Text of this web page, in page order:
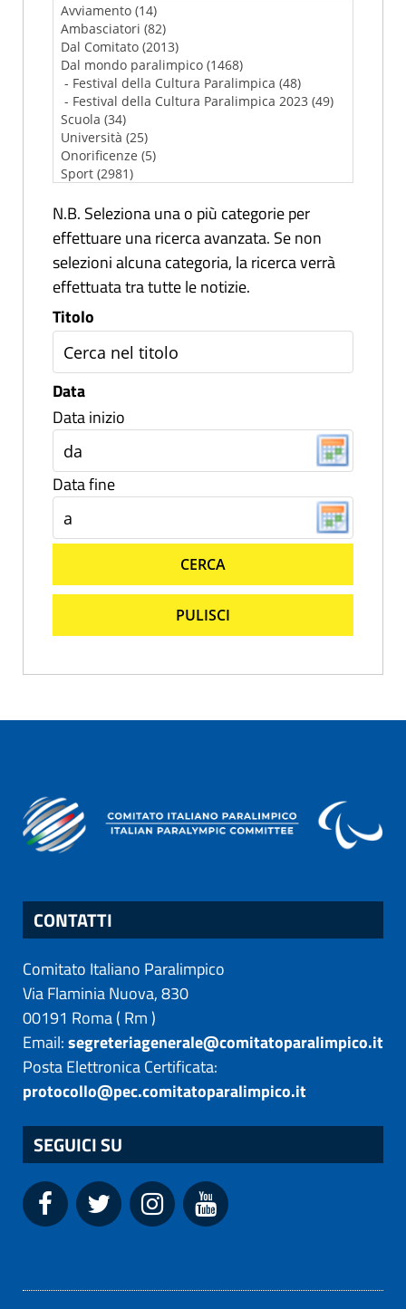
N.B. Seleziona una o più categorie per
effettuare una ricerca avanzata. Se non
selezioni alcuna categoria, la ricerca verrà
effettuata tra tutte le notizie.
Titolo
Data
Data inizio
Data fine
CERCA
PULISCI
CONTATTI
Comitato Italiano Paralimpico
Via Flaminia Nuova, 830
00191 Roma( Rm)
Email:segreteriagenerale@comitatoparalimpico.it
Posta Elettronica Certificata:
protocollo@pec.comitatoparalimpico.it
SEGUICI SU